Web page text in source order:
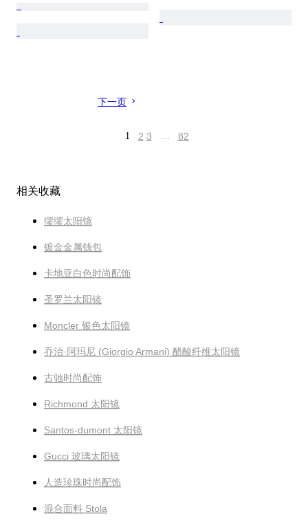
下一页
1 2 3 … 82
相关收藏
缪缪太阳镜
镀金金属钱包
卡地亚白色时尚配饰
圣罗兰太阳镜
Moncler 银色太阳镜
乔治·阿玛尼 (Giorgio Armani) 醋酸纤维太阳镜
古驰时尚配饰
Richmond 太阳镜
Santos-dumont 太阳镜
Gucci 玻璃太阳镜
人造珍珠时尚配饰
混合面料 Stola